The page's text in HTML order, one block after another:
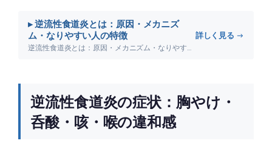
▸ 逆流性食道炎とは：原因・メカニズ
ム・なりやすい人の特徴
逆流性食道炎とは：原因・メカニズム・なりやすい人の特徴について詳しく解説します。
詳しく見る →
逆流性食道炎の症状：胸やけ・
呑酸・咳・喉の違和感